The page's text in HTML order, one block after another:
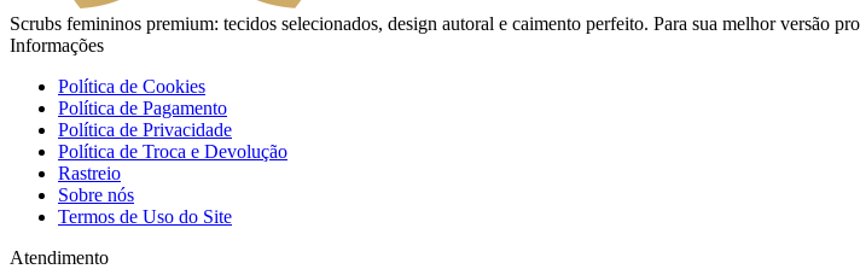
Scrubs femininos premium: tecidos selecionados, design autoral e caimento perfeito. Para sua melhor versão
Informações
Política de Cookies
Política de Pagamento
Política de Privacidade
Política de Troca e Devolução
Rastreio
Sobre nós
Termos de Uso do Site
Atendimento